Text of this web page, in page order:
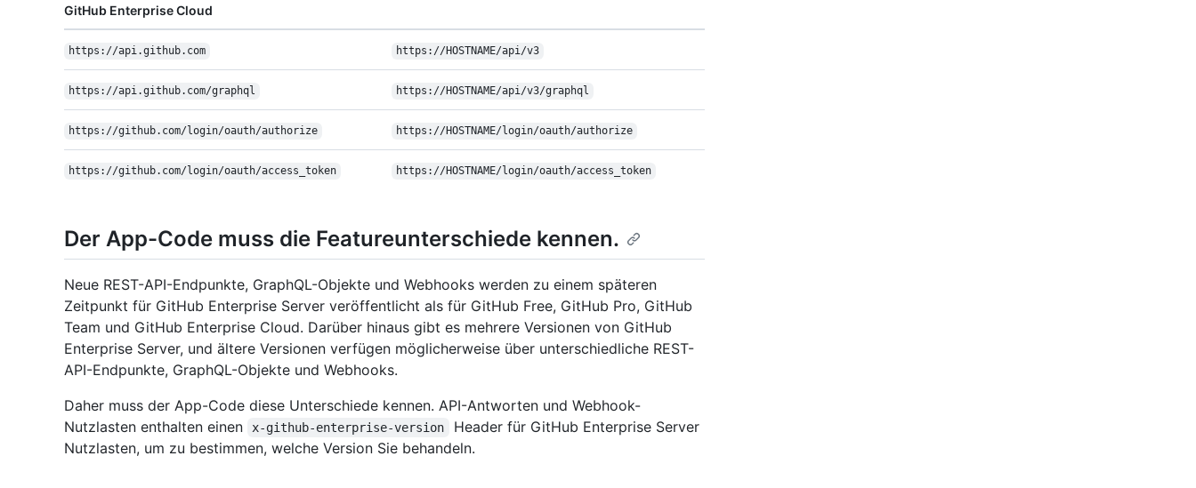
GitHub Enterprise Cloud
https://api.github.com https://HOSTNAME/api/v3
https://api.github.com/graphql https://HOSTNAME/api/v3/graphql
https://github.com/login/oauth/authorize https://HOSTNAME/login/oauth/authorize
https://github.com/login/oauth/access_token https://HOSTNAME/login/oauth/access_token
Der App-Code muss die Featureunterschiede kennen.
Neue REST-API-Endpunkte, GraphQL-Objekte und Webhooks werden zu einem späteren
Zeitpunkt für GitHub Enterprise Server veröffentlicht als für GitHub Free, GitHub Pro, GitHub
Team und GitHub Enterprise Cloud. Darüber hinaus gibt es mehrere Versionen von GitHub
Enterprise Server, und ältere Versionen verfügen möglicherweise über unterschiedliche REST-
API-Endpunkte, GraphQL-Objekte und Webhooks.
Daher muss der App-Code diese Unterschiede kennen. API-Antworten und Webhook-
Nutzlasten enthalten einen
x-github-enterprise-version
Header für GitHub Enterprise Server
Nutzlasten, um zu bestimmen, welche Version Sie behandeln.